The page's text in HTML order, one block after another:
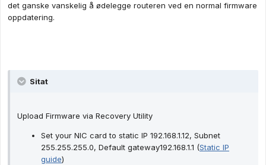
det ganske vanskelig å ødelegge routeren ved en normal firmware
oppdatering.
Sitat
Upload Firmware via Recovery Utility
Set your NIC card to static IP 192.168.1.12, Subnet
255.255.255.0, Default gateway192.168.1.1 (Static IP
guide)